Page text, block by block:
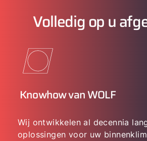
Volledig op u
Knowhow van WOLF
Wij ontwikkelen al decennia
oplossingen voor uw